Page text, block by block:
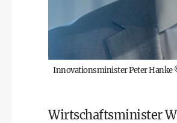
Innovationsminister Peter Hanke
Wirtschaftsminister